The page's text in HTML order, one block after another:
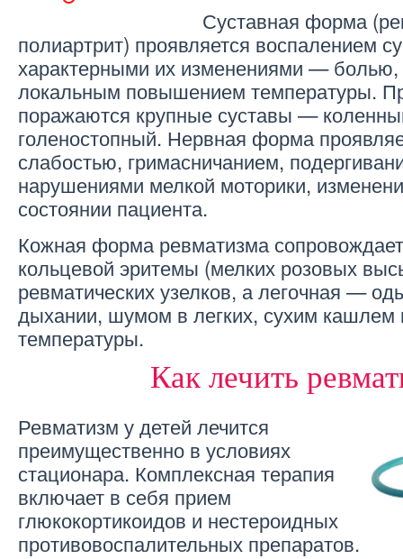
Суставная форма
полиартрит) проявляется воспалением
характерными их изменениями —
локальным повышением температуры.
поражаются крупные суставы —
голеностопный. Нервная форма
слабостью, гримасничанием,
нарушениями мелкой моторики,
состоянии пациента.
Кожная форма ревматизма
кольцевой эритемы (мелких розовых
ревматических узелков, а легочная —
дыхании, шумом в легких, сухим
температуры.
Как лечить
Ревматизм у детей лечится
преимущественно в условиях
стационара. Комплексная терапия
включает в себя прием
глюкокортикоидов и нестероидных
противовоспалительных препаратов.